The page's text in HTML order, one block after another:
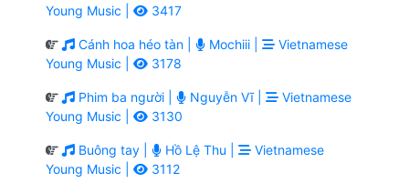
Young Music |
3417
Cánh hoa héo tàn | Mochiii |
Vietnamese
Young Music |
3178
Phim ba người | Nguyễn Vĩ |
Vietnamese
Young Music |
3130
Buông tay | Hồ Lệ Thu |
Vietnamese
Young Music |
3112